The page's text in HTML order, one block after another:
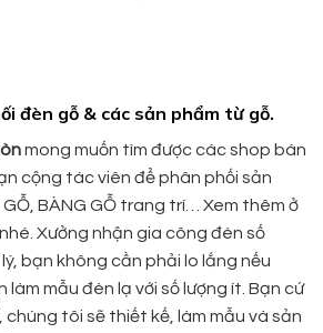
đèn gỗ & các sản phẩm từ gỗ.
mong muốn tìm được các shop bán
cộng tác viên để phân phối sản
GỖ, BÀNG GỖ trang trí… Xem thêm ở
Xưởng nhận gia công đèn số
bạn không cần phải lo lắng nếu
làm mẫu đèn lạ với số lượng ít. Bạn cứ
chúng tôi sẽ thiết kế, làm mẫu và sản